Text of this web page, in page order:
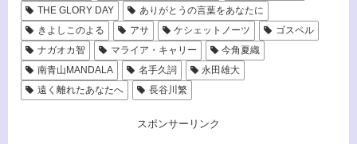
THE GLORY DAY
ありがとうの言葉をあなたに
きよしこのよる
アサ ケシェットノーツ
ゴスペル
ナガオカ智
マライア・キャリー
今角夏織
南青山MANDALA
名手久詞
永田雄大
遠く離れたあなたへ
長谷川繁
スポンサーリンク